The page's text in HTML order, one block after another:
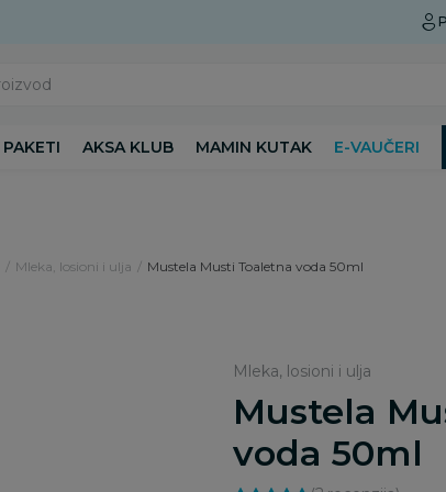
PAKETI AKSA KLUB MAMIN KUTAK E-VAUČERI
Mleka, losioni i ulja Mustela Musti Toaletna voda 50ml
Mleka, losioni i ulja
Mustela
voda 50ml